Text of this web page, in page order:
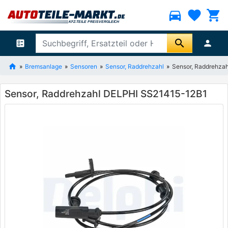
directions_car favorite shopping_cart
ballot search person
Bremsanlage Sensoren Sensor, Raddrehzahl Sensor,
Sensor, Raddrehzahl DELPHI SS21415-12B1